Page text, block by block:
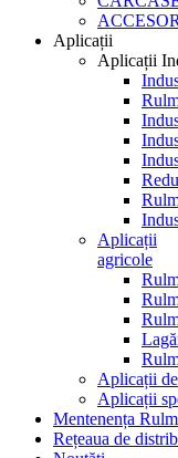
Aplicații
Aplicații
Aplicații
agricole
Aplicații
Aplicații
Mentenența
Rețeaua de